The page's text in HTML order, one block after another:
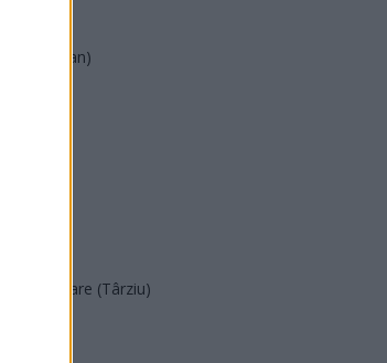
(L. Orban)
(Târziu)